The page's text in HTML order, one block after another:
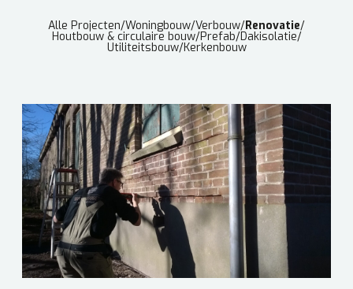
Alle Projecten/Woningbouw/Verbouw/Renovatie/
Houtbouw & circulaire bouw/Prefab/Dakisolatie/
Utiliteitsbouw/Kerkenbouw